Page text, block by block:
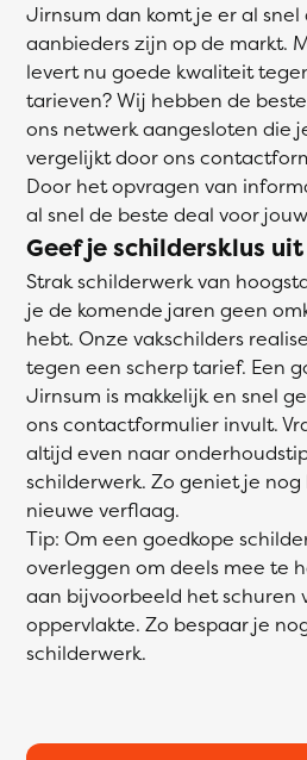
Jirnsum dan komt je er al
aanbieders zijn op de markt.
levert nu goede kwaliteit
tarieven? Wij hebben de
ons netwerk aangesloten die
vergelijkt door ons
Door het opvragen van
al snel de beste deal voor
Geef je schildersklus
Strak schilderwerk van
je de komende jaren geen
hebt. Onze vakschilders
tegen een scherp tarief. Een
Jirnsum is makkelijk en snel
ons contactformulier invult.
altijd even naar
schilderwerk. Zo geniet je
nieuwe verflaag.
Tip: Om een goedkope
overleggen om deels mee te
aan bijvoorbeeld het schuren
oppervlakte. Zo bespaar je
schilderwerk.